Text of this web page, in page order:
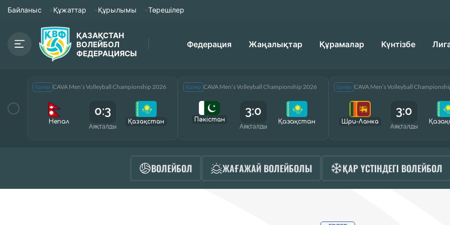
Байланыс Құжаттар Құрылымы Төрешілер
ҚАЗАҚСТАН
ВОЛЕЙБОЛ
ФЕДЕРАЦИЯСЫ
Федерация Жаңалықтар Құрамалар Күнтізбе
Ерлер CAVA Men’s Volleyball Championship 2026
Непал
0:3
Аяқталды
Қазақcтан
Ерлер CAVA Men’s Volleyball Championship 2026
Пәкістан
3:0
Аяқталды
Қазақcтан
Ерлер CAVA Men’s Volleyball
Шри-Ланка
3:0
Аяқталды
ВОЛЕЙБОЛ ЖАҒАЖАЙ ВОЛЕЙБОЛЫ ҚАР ҮСТІНДЕГІ ВОЛЕЙБОЛ